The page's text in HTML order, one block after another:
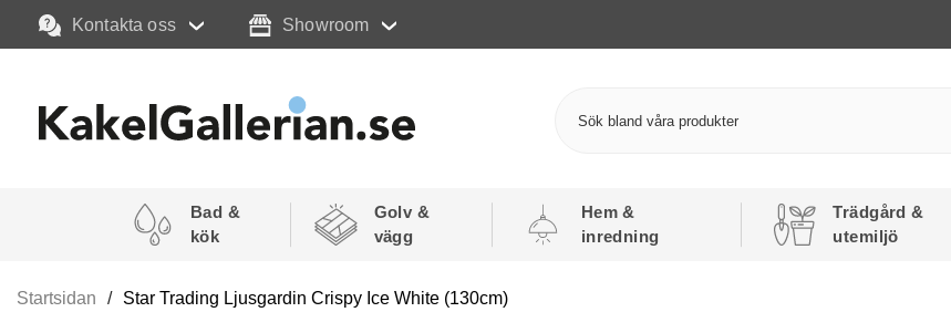
Kontakta oss Showroom
Bad &
kök
Golv &
vägg
Hem &
inredning
Trädgård &
utemiljö
Startsidan Star Trading Ljusgardin Crispy Ice White (130cm)